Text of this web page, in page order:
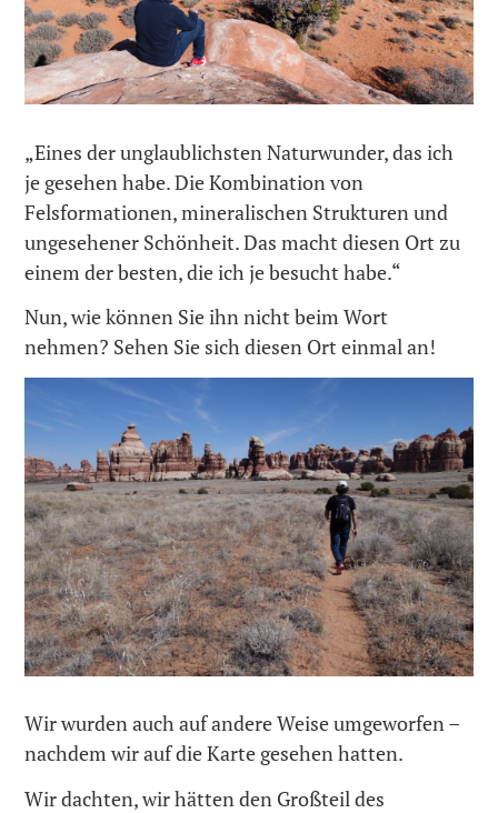
„Eines der unglaublichsten Naturwunder, das ich
je gesehen habe. Die Kombination von
Felsformationen, mineralischen Strukturen und
ungesehener Schönheit. Das macht diesen Ort zu
einem der besten, die ich je besucht habe.“
Nun, wie können Sie ihn nicht beim Wort
nehmen? Sehen Sie sich diesen Ort einmal an!
Wir wurden auch auf andere Weise umgeworfen –
nachdem wir auf die Karte gesehen hatten.
Wir dachten, wir hätten den Großteil des